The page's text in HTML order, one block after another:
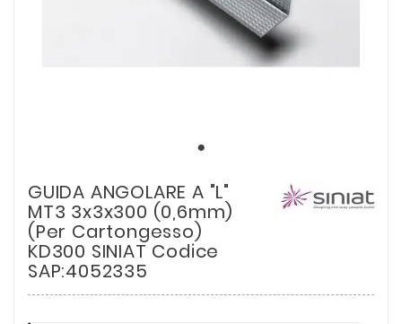
GUIDA ANGOLARE A "L"
MT3 3x3x300 (0,6mm)
(Per Cartongesso)
KD300 SINIAT Codice
SAP:4052335